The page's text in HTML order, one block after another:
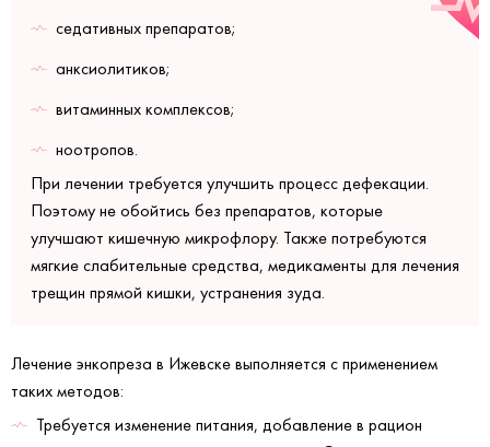
седативных препаратов;
анксиолитиков;
витаминных комплексов;
ноотропов.
При лечении требуется улучшить процесс дефекации.
Поэтому не обойтись без препаратов, которые
улучшают кишечную микрофлору. Также потребуются
мягкие слабительные средства, медикаменты для лечения
трещин прямой кишки, устранения зуда.
Лечение энкопреза в Ижевске выполняется с применением
таких методов:
Требуется изменение питания, добавление в рацион